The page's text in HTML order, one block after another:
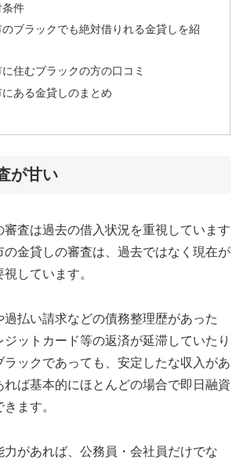
条件
ブラックでも絶対借りれる金貸しを紹
住むブラックの方の口コミ
ある金貸しのまとめ
が甘い
審査は過去の借入状況を重視しています
の金貸しの審査は、過去ではなく現在が
しています。
払い請求などの債務整理歴があった
ジットカード等の返済が延滞していたり
ラックであっても、安定したな収入があ
れば基本的にほとんどの場合で即日融資
ます。
力があれば、公務員・会社員だけでな